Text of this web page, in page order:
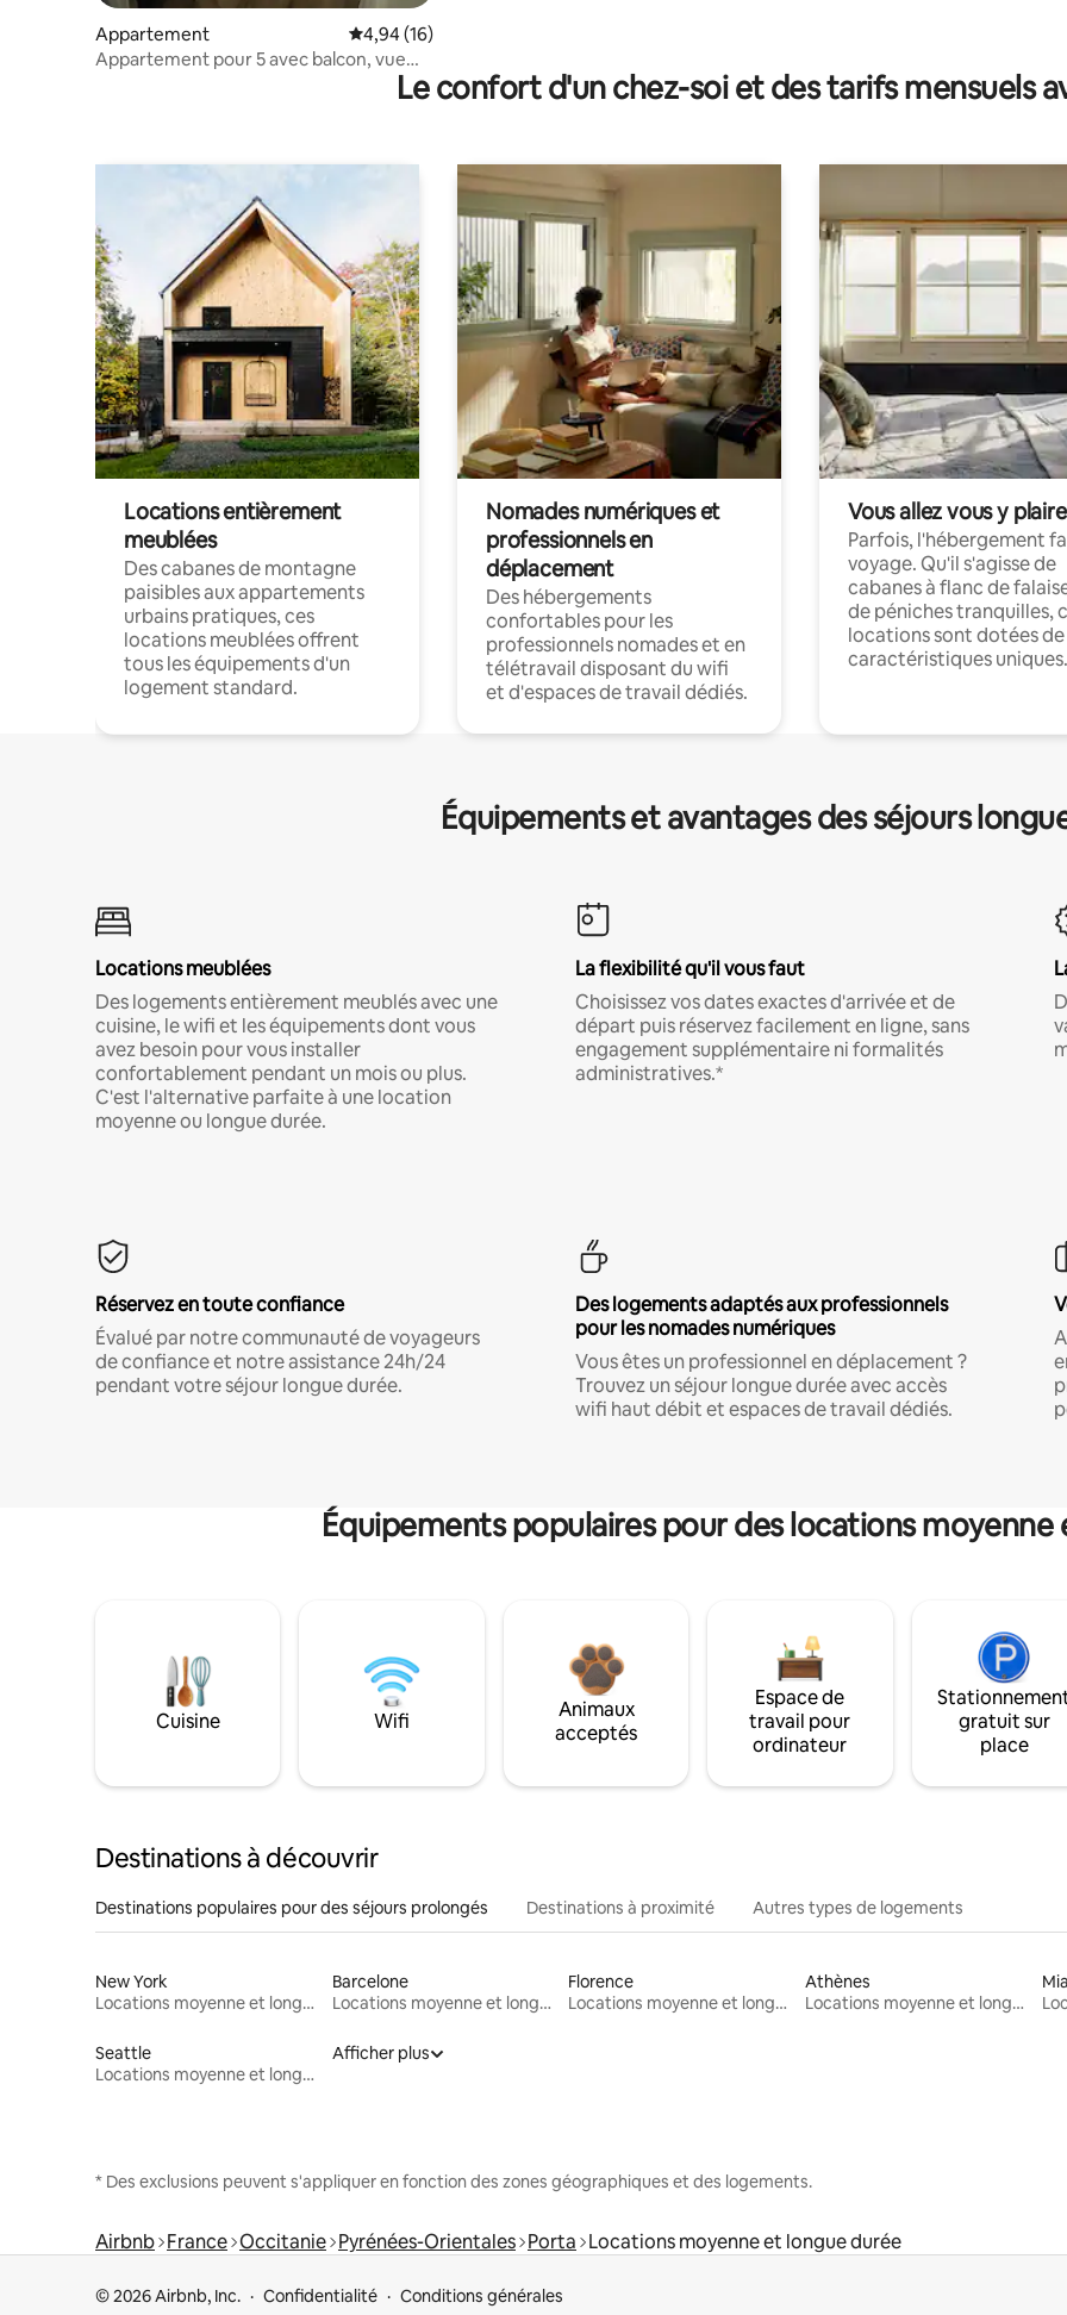
Appartement Évaluation moyenne sur la base de 16 commentaires : 4,94 sur 5
4,94 (16)
Appartement pour 5 avec balcon, vue
Le confort d'un chez-soi et des tarifs mensuels
Locations entièrement
meublées
Des cabanes de montagne
paisibles aux appartements
urbains pratiques, ces
locations meublées offrent
tous les équipements d'un
logement standard.
Nomades numériques et
professionnels en
déplacement
Des hébergements
confortables pour les
professionnels nomades et en
télétravail disposant du wifi
et d'espaces de travail dédiés.
Vous allez vous y plaire
Parfois, l'hébergement
voyage. Qu'il s'agisse de
cabanes à flanc de
de péniches tranquilles,
locations sont dotées de
caractéristiques uniques.
Équipements et avantages des séjours
Locations meublées
Des logements entièrement meublés avec une
cuisine, le wifi et les équipements dont vous
avez besoin pour vous installer
confortablement pendant un mois ou plus.
C'est l'alternative parfaite à une location
moyenne ou longue durée.
La flexibilité qu'il vous faut
Choisissez vos dates exactes d'arrivée et de
départ puis réservez facilement en ligne, sans
engagement supplémentaire ni formalités
administratives.*
Réservez en toute confiance
Évalué par notre communauté de voyageurs
de confiance et notre assistance 24h/24
pendant votre séjour longue durée.
Des logements adaptés aux professionnels
pour les nomades numériques
Vous êtes un professionnel en déplacement ?
Trouvez un séjour longue durée avec accès
wifi haut débit et espaces de travail dédiés.
Équipements populaires pour des locations
Cuisine Wifi
Animaux
acceptés
Espace de
travail pour
ordinateur
gratuit sur
place
Destinations à découvrir
Destinations populaires pour des séjours prolongés Destinations à proximité Autres types de logements
New York
Locations moyenne et longue durée
Barcelone
Locations moyenne et longue durée
Florence
Locations moyenne et longue durée
Athènes
Locations moyenne et longue durée
Seattle
Locations moyenne et longue durée
Afficher plus
* Des exclusions peuvent s'appliquer en fonction des zones géographiques et des logements.
Airbnb France Occitanie Pyrénées-Orientales Porta Locations moyenne et longue durée
© 2026 Airbnb, Inc. Confidentialité Conditions générales